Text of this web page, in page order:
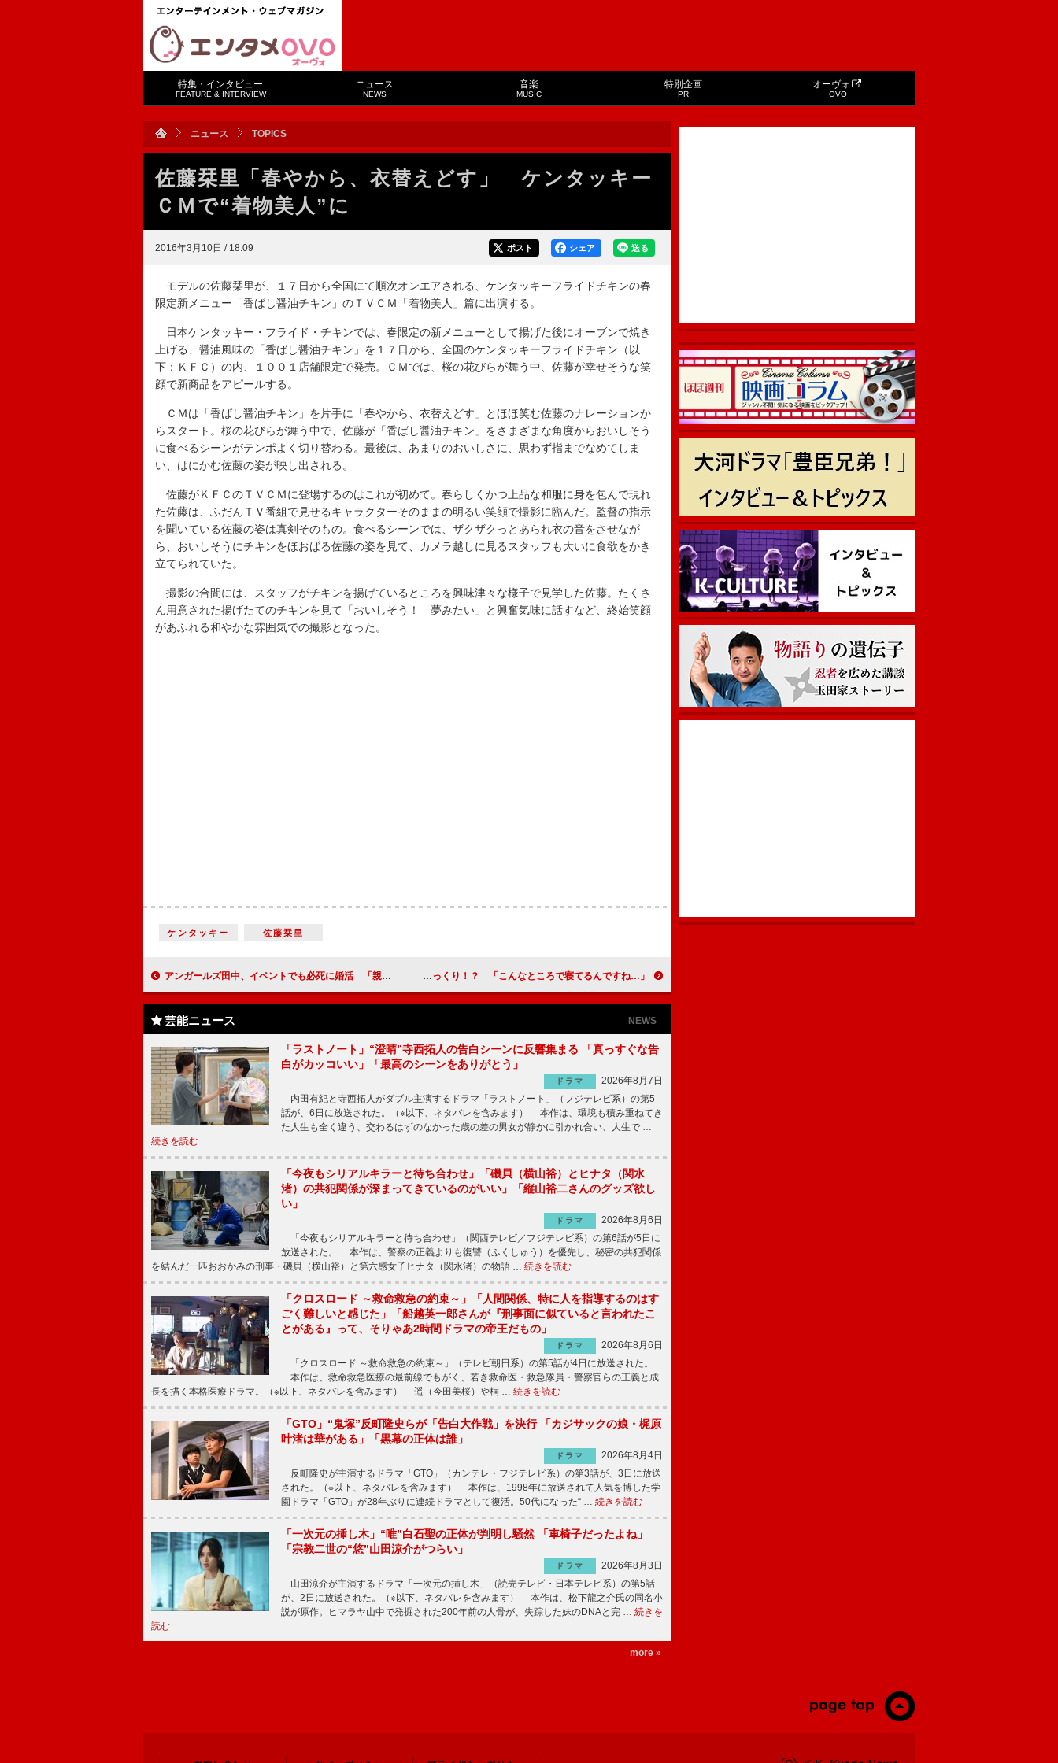
特集・インタビュー
FEATURE & INTERVIEW
ニュース
NEWS
音楽
MUSIC
特別企画
PR
オーヴォ
OVO
ニュース TOPICS
佐藤栞里「春やから、衣替えどす」 ケンタッキー
ＣＭで“着物美人”に
2016年3月10日 / 18:09 送る
シェア
ポスト
モデルの佐藤栞里が、１７日から全国にて順次オンエアされる、ケンタッキーフライドチキンの春
限定新メニュー「香ばし醤油チキン」のＴＶＣＭ「着物美人」篇に出演する。
日本ケンタッキー・フライド・チキンでは、春限定の新メニューとして揚げた後にオーブンで焼き
上げる、醤油風味の「香ばし醤油チキン」を１７日から、全国のケンタッキーフライドチキン（以
下：ＫＦＣ）の内、１００１店舗限定で発売。ＣＭでは、桜の花びらが舞う中、佐藤が幸せそうな笑
顔で新商品をアピールする。
ＣＭは「香ばし醤油チキン」を片手に「春やから、衣替えどす」とほほ笑む佐藤のナレーションか
らスタート。桜の花びらが舞う中で、佐藤が「香ばし醤油チキン」をさまざまな角度からおいしそう
に食べるシーンがテンポよく切り替わる。最後は、あまりのおいしさに、思わず指までなめてしま
い、はにかむ佐藤の姿が映し出される。
佐藤がＫＦＣのＴＶＣＭに登場するのはこれが初めて。春らしくかつ上品な和服に身を包んで現れ
た佐藤は、ふだんＴＶ番組で見せるキャラクターそのままの明るい笑顔で撮影に臨んだ。監督の指示
を聞いている佐藤の姿は真剣そのもの。食べるシーンでは、ザクザクっとあられ衣の音をさせなが
ら、おいしそうにチキンをほおばる佐藤の姿を見て、カメラ越しに見るスタッフも大いに食欲をかき
立てられていた。
撮影の合間には、スタッフがチキンを揚げているところを興味津々な様子で見学した佐藤。たくさ
ん用意された揚げたてのチキンを見て「おいしそう！ 夢みたい」と興奮気味に話すなど、終始笑顔
があふれる和やかな雰囲気での撮影となった。
ケンタッキー 佐藤栞里
アンガールズ田中、イベントでも必死に婚活 「親子の関係について話してみたい」 イノッチ、滝クリの寝室にびっくり！？ 「こんなところで寝てるんですね…」
芸能ニュース NEWS
「ラストノート」“澄晴”寺西拓人の告白シーンに反響集まる 「真っすぐな告
白がカッコいい」「最高のシーンをありがとう」
ドラマ
2026年8月7日
内田有紀と寺西拓人がダブル主演するドラマ「ラストノート」（フジテレビ系）の第5
話が、6日に放送された。（※以下、ネタバレを含みます） 本作は、環境も積み重ねてき
た人生も全く違う、交わるはずのなかった歳の差の男女が静かに引かれ合い、人生で …
続きを読む
「今夜もシリアルキラーと待ち合わせ」「磯貝（横山裕）とヒナタ（関水
渚）の共犯関係が深まってきているのがいい」「縦山裕二さんのグッズ欲し
い」
ドラマ
2026年8月6日
「今夜もシリアルキラーと待ち合わせ」（関西テレビ／フジテレビ系）の第6話が5日に
放送された。 本作は、警察の正義よりも復讐（ふくしゅう）を優先し、秘密の共犯関係
を結んだ一匹おおかみの刑事・磯貝（横山裕）と第六感女子ヒナタ（関水渚）の物語 … 続きを読む
「クロスロード ～救命救急の約束～」「人間関係、特に人を指導するのはす
ごく難しいと感じた」「船越英一郎さんが『刑事面に似ていると言われたこ
とがある』って、そりゃあ2時間ドラマの帝王だもの」
ドラマ
2026年8月6日
「クロスロード ～救命救急の約束～」（テレビ朝日系）の第5話が4日に放送された。
本作は、救命救急医療の最前線でもがく、若き救命医・救急隊員・警察官らの正義と成
長を描く本格医療ドラマ。（※以下、ネタバレを含みます） 遥（今田美桜）や桐 … 続きを読む
「GTO」“鬼塚”反町隆史らが「告白大作戦」を決行 「カジサックの娘・梶原
叶渚は華がある」「黒幕の正体は誰」
ドラマ
2026年8月4日
反町隆史が主演するドラマ「GTO」（カンテレ・フジテレビ系）の第3話が、3日に放送
された。（※以下、ネタバレを含みます） 本作は、1998年に放送されて人気を博した学
園ドラマ「GTO」が28年ぶりに連続ドラマとして復活。50代になった“ … 続きを読む
「一次元の挿し木」“唯”白石聖の正体が判明し騒然 「車椅子だったよね」
「宗教二世の“悠”山田涼介がつらい」
ドラマ
2026年8月3日
山田涼介が主演するドラマ「一次元の挿し木」（読売テレビ・日本テレビ系）の第5話
が、2日に放送された。（※以下、ネタバレを含みます） 本作は、松下龍之介氏の同名小
説が原作。ヒマラヤ山中で発掘された200年前の人骨が、失踪した妹のDNAと完 … 続きを
読む
more »